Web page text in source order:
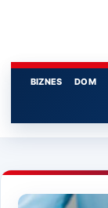
BIZNES DOM